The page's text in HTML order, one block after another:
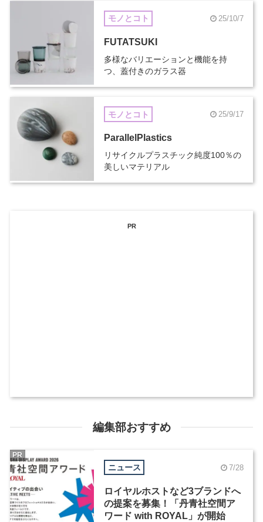
モノとコト 25/10/7
FUTATSUKI
多様なバリエーションと機能を持
つ、蓋付きのガラス器
モノとコト 25/9/17
ParallelPlastics
リサイクルプラスチック純度100％の
美しいマテリアル
PR
編集部おすすめ
ニュース 7/28
ロイヤルホストなど3ブランドへ
の提案を募集！「丹青社空間ア
ワード with ROYAL」が開始
PR